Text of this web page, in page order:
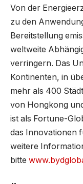
Von der
zu den
Bereitstellung
weltweite
verringern. Das
Kontinenten, in
mehr als 400
von Hongkong
ist als Fortune-
das Innovationen
weitere
bitte